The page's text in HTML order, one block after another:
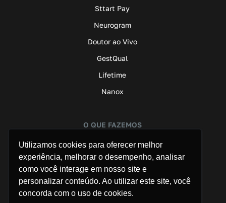
Utilizamos cookies para oferecer melhor
experiência, melhorar o desempenho, analisar
como você interage em nosso site e
personalizar conteúdo. Ao utilizar este site, você
concorda com o uso de cookies.
Sttart Pay
Neurogram
Doutor ao Vivo
GestQual
Lifetime
Nanox
O QUE FAZEMOS
Assessoria de Imprensa
Marketing B2B
Saúde